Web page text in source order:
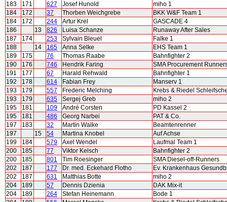
183
171 627 Josef Hunold
miho 1
184
172 37 Thorben Weichgrebe
BKK W&F Team 1
184
172 244 Artur Krel
GASCADE 4
186
13 826 Luisa Schanze
Runaway After Sales
187
174 253 Sylvain Bleuel
Falke 1
188
14 165 Anna Selke
EHS Team 1
189
175 76 Thomas Raabe
Bahnfighter 2
190
176 746 Hendrik Faring
SMA Procurement
191
177 67 Harald Rehwald
Bahnfighter 1
192
178 614 Fabian Frey
Manserv 1
193
179 557 Frederic Melching
Krebs & Riedel
193
179 635 Sergej Greb
miho 2
195
181 109 André Corsten
PD Kassel 2
195
181 486 Georg Narbei
PAT & Co.
197
183 32 Martin Walke
Beamtenrenner
197
15 54 Martina Knobel
Auf Achse
199
184 579 Axel Wendel
Laufmal Team 1
200
185 77 Viktor Kelsch
Bahnfighter 2
200
185 801 Tim Roesinger
SMA Diesel-off-Runners
202
187 177 Dr. med. Eckehard Flotho
Ev. Krankenhaus
202
187 631 Matthias Botte
miho 2
204
189 57 Dennis Dzienia
DAK Mix-it
204
189 264 Stefan Heinemann
Bode 1